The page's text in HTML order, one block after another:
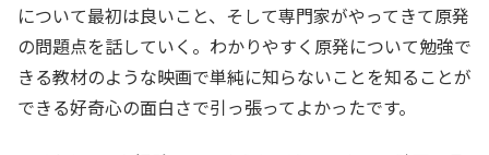
について最初は良いこと、そして専門家がやってきて原発
の問題点を話していく。わかりやすく原発について勉強で
きる教材のような映画で単純に知らないことを知ることが
できる好奇心の面白さで引っ張ってよかったです。